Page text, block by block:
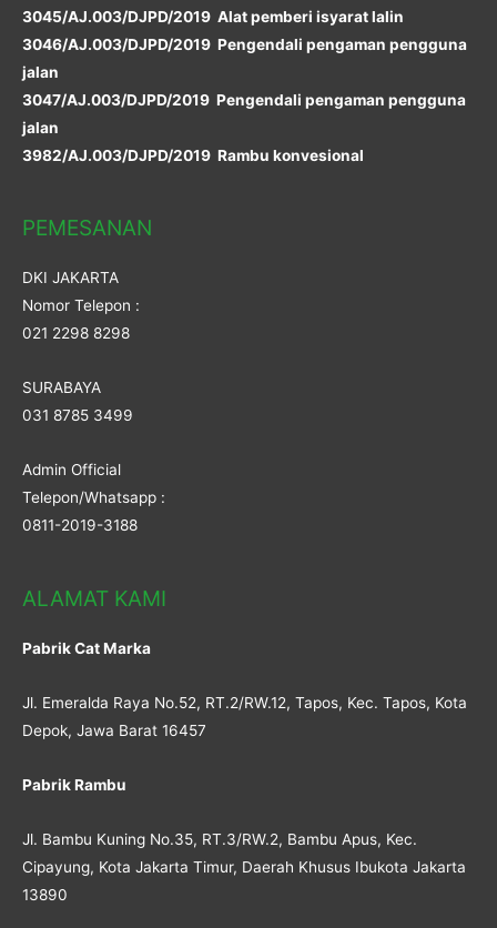
3045/AJ.003/DJPD/2019 Alat pemberi isyarat lalin
3046/AJ.003/DJPD/2019 Pengendali pengaman pengguna
jalan
3047/AJ.003/DJPD/2019 Pengendali pengaman pengguna
jalan
3982/AJ.003/DJPD/2019 Rambu konvesional
PEMESANAN
DKI JAKARTA
Nomor Telepon :
021 2298 8298
SURABAYA
031 8785 3499
Admin Official
Telepon/Whatsapp :
0811-2019-3188
ALAMAT KAMI
Pabrik Cat Marka
Jl. Emeralda Raya No.52, RT.2/RW.12, Tapos, Kec. Tapos, Kota
Depok, Jawa Barat 16457
Pabrik Rambu
Jl. Bambu Kuning No.35, RT.3/RW.2, Bambu Apus, Kec.
Cipayung, Kota Jakarta Timur, Daerah Khusus Ibukota Jakarta
13890